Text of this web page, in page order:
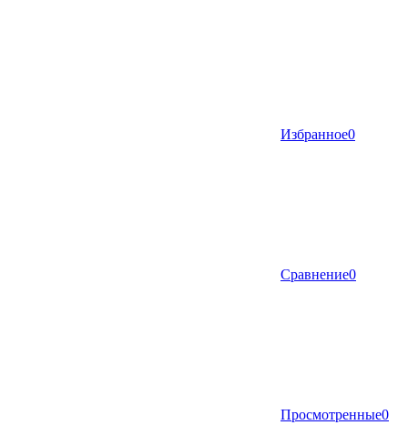
Избранное0
Сравнение0
Просмотренные0